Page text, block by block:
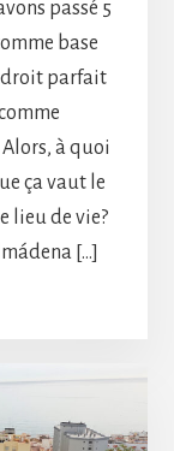
passé 5
base
parfait
à quoi
ça vaut le
lieu de vie?
[…]